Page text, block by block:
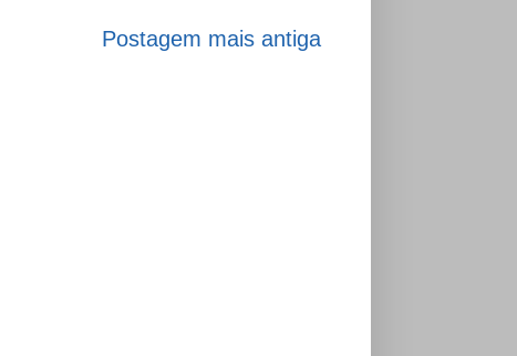
Postagem mais antiga